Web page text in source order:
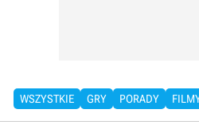
WSZYSTKIE GRY PORADY